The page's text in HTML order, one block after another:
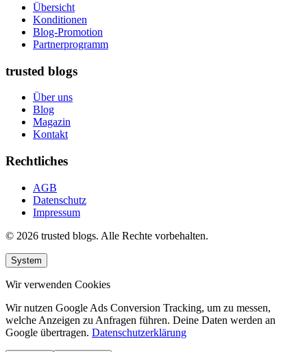
Übersicht
Konditionen
Blog-Promotion
Partnerprogramm
trusted blogs
Über uns
Blog
Magazin
Kontakt
Rechtliches
AGB
Datenschutz
Impressum
© 2026 trusted blogs. Alle Rechte vorbehalten.
System
Wir verwenden Cookies
Wir nutzen Google Ads Conversion Tracking, um zu messen,
welche Anzeigen zu Anfragen führen. Deine Daten werden an
Google übertragen. Datenschutzerklärung